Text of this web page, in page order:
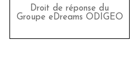
Droit de réponse du
Groupe eDreams ODIGEO